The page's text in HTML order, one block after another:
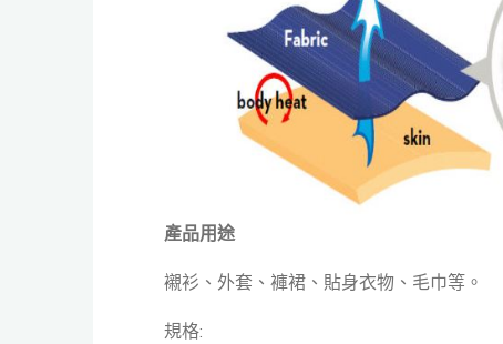
產品用途
襯衫、外套、褲裙、貼身衣物、毛巾等。
規格: